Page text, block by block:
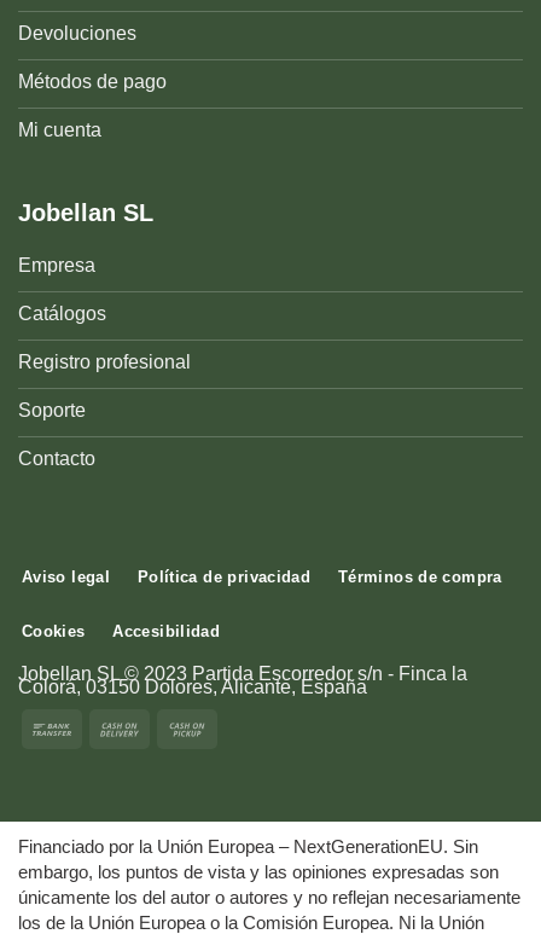
Devoluciones
Métodos de pago
Mi cuenta
Jobellan SL
Empresa
Catálogos
Registro profesional
Soporte
Contacto
Aviso legal Política de privacidad Términos de compra
Cookies Accesibilidad
Jobellan SL © 2023 Partida Escorredor s/n - Finca la
Colorá, 03150 Dolores, Alicante, España
Financiado por la Unión Europea – NextGenerationEU. Sin
embargo, los puntos de vista y las opiniones expresadas son
únicamente los del autor o autores y no reflejan necesariamente
los de la Unión Europea o la Comisión Europea. Ni la Unión